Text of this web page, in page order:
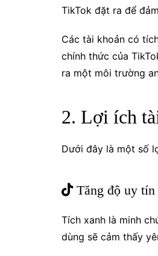
TikTok đặt ra để
Các tài khoản có
chính thức của
ra một môi trường
2. Lợi ích
Dưới đây là một số
Tăng độ uy tín
Tích xanh là minh
dùng sẽ cảm thấy